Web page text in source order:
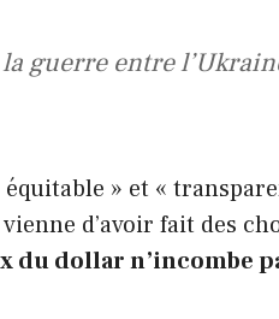
guerre entre
» et «
d’avoir fait des
du dollar n’incombe